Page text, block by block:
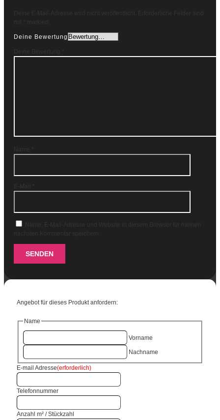
Deine Bewertung
SENDEN
Angebot für dieses Produkt anfordern:
Name
Vorname
Nachname
E-mail Adresse(erforderlich)
Telefonnummer
Anzahl m² / Stückzahl